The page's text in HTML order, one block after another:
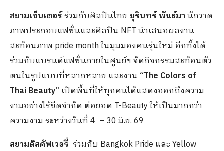
สยามเซ็นเตอร์ร่วมกับศิลปินไทย บุรินทร์ พันธ์มานักวาด
ภาพประกอบแฟชั่นและศิลปิน NFT นำเสนอผลงาน
สะท้อนภาพ pride month ในมุมมองคนรุ่นใหม่ อีกทั้งได้
ร่วมกับแบรนด์แฟชั่นภายในศูนย์ฯ จัดกิจกรรมสะท้อนตัว
ตนในรูปแบบที่หลากหลาย และงาน “The Colors of
Thai Beauty” เปิดพื้นที่ให้ทุกคนได้แสดงออกถึงความ
งามอย่างไร้ขีดจำกัด ต่อยอด T-Beauty ให้เป็นมากกว่า
ความงาม ระหว่างวันที่ 4 – 30 มิ.ย. 69
สยามดิสคัฟเวอรี่ ร่วมกับ Bangkok Pride และ Yellow